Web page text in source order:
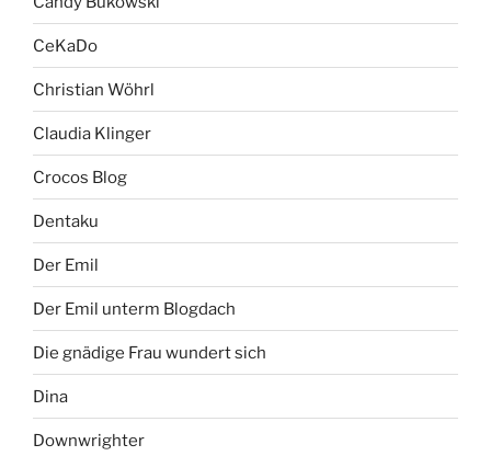
CeKaDo
Christian Wöhrl
Claudia Klinger
Crocos Blog
Dentaku
Der Emil
Der Emil unterm Blogdach
Die gnädige Frau wundert sich
Dina
Downwrighter